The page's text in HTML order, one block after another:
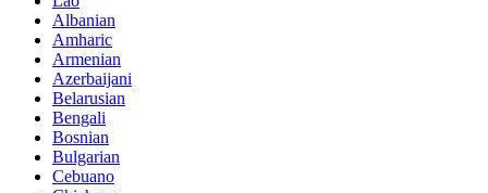
Albanian
Amharic
Armenian
Azerbaijani
Belarusian
Bengali
Bosnian
Bulgarian
Cebuano